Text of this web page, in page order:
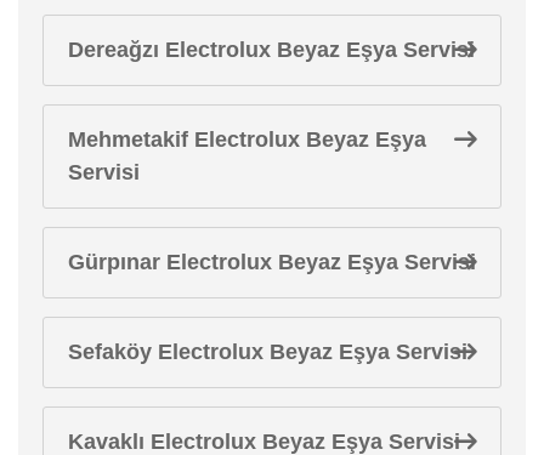
Dereağzı Electrolux Beyaz Eşya Servisi
Mehmetakif Electrolux Beyaz Eşya
Servisi
Gürpınar Electrolux Beyaz Eşya Servisi
Sefaköy Electrolux Beyaz Eşya Servisi
Kavaklı Electrolux Beyaz Eşya Servisi